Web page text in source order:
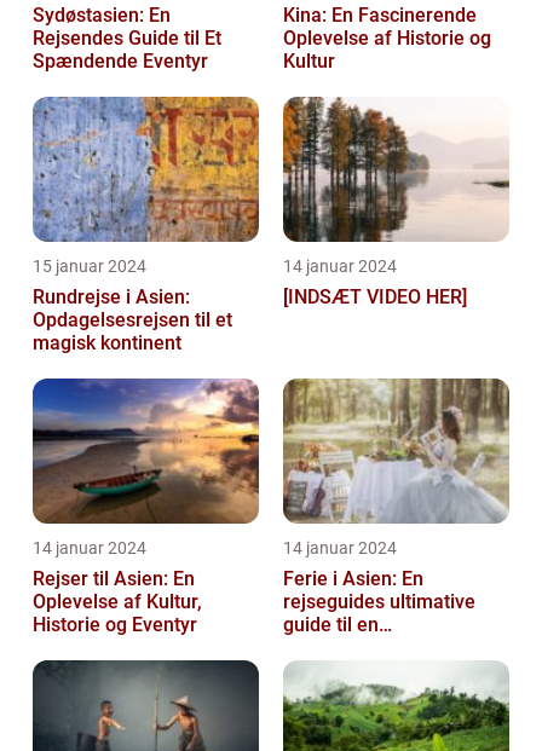
Sydøstasien: En
Rejsendes Guide til Et
Spændende Eventyr
Kina: En Fascinerende
Oplevelse af Historie og
Kultur
15 januar 2024
Rundrejse i Asien:
Opdagelsesrejsen til et
magisk kontinent
14 januar 2024
[INDSÆT VIDEO HER]
14 januar 2024
Rejser til Asien: En
Oplevelse af Kultur,
Historie og Eventyr
14 januar 2024
Ferie i Asien: En
rejseguides ultimative
guide til en
rejseoplevelse